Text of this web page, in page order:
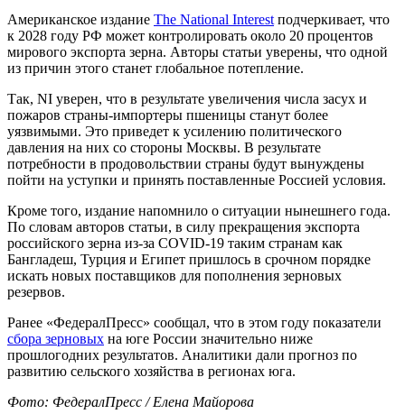
Американское издание The National Interest подчеркивает, что
к 2028 году РФ может контролировать около 20 процентов
мирового экспорта зерна. Авторы статьи уверены, что одной
из причин этого станет глобальное потепление.
Так, NI уверен, что в результате увеличения числа засух и
пожаров страны-импортеры пшеницы станут более
уязвимыми. Это приведет к усилению политического
давления на них со стороны Москвы. В результате
потребности в продовольствии страны будут вынуждены
пойти на уступки и принять поставленные Россией условия.
Кроме того, издание напомнило о ситуации нынешнего года.
По словам авторов статьи, в силу прекращения экспорта
российского зерна из-за COVID-19 таким странам как
Бангладеш, Турция и Египет пришлось в срочном порядке
искать новых поставщиков для пополнения зерновых
резервов.
Ранее «ФедералПресс» сообщал, что в этом году показатели
сбора зерновых на юге России значительно ниже
прошлогодних результатов. Аналитики дали прогноз по
развитию сельского хозяйства в регионах юга.
Фото: ФедералПресс / Елена Майорова